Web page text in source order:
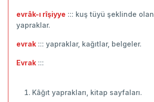
evrâk-ı rîşiyye ::: kuş tüyü şeklinde olan
yapraklar.
evrak ::: yapraklar, kağıtlar, belgeler.
Evrak :::
Kâğıt yaprakları, kitap sayfaları.